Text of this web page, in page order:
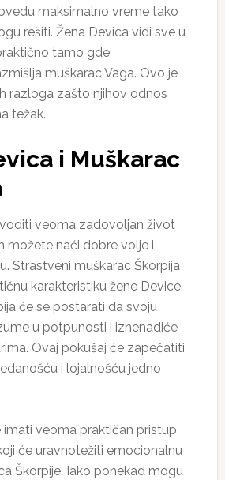
maksimalno vreme tako
rešiti. Žena Devica vidi sve u
tamo gde
muškarac Vaga. Ovo je
razloga zašto njihov odnos
težak.
i Muškarac
veoma zadovoljan život
možete naći dobre volje i
Strastveni muškarac Škorpija
karakteristiku žene Device.
će se postarati da svoju
u potpunosti i iznenadiće
Ovaj pokušaj će zapečatiti
i lojalnošću jedno
imati veoma praktičan pristup
će uravnotežiti emocionalnu
Škorpije. Iako ponekad mogu